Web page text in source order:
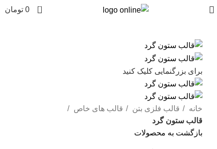
0
0 تومان
برای بزرگنمایی کلیک کنید
خانه قالب فلزی بتن
قالب های خاص
قالب ستون گرد
بازگشت به محصولات